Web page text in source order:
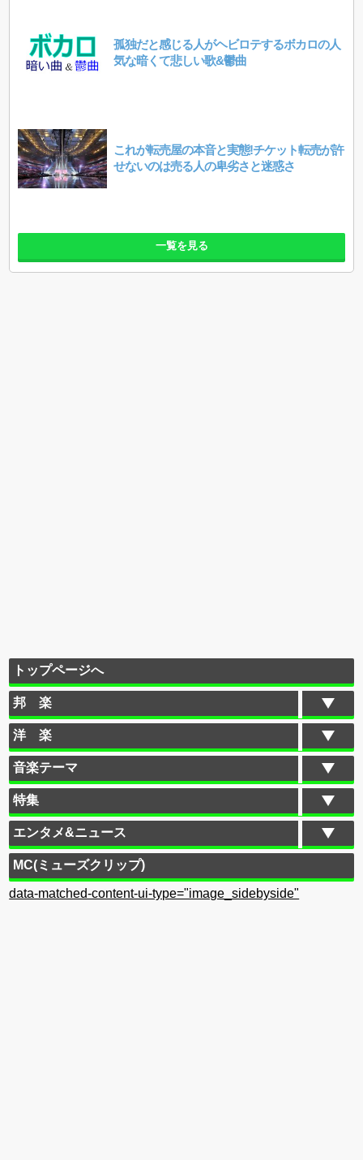
孤独だと感じる人がヘビロテするボカロの人
気な暗くて悲しい歌&鬱曲
これが転売屋の本音と実態!チケット転売が許
せないのは売る人の卑劣さと迷惑さ
一覧を見る
トップページへ
邦 楽
洋 楽
音楽テーマ
特集
エンタメ&ニュース
MC(ミューズクリップ)
data-matched-content-ui-type="image_sidebyside"